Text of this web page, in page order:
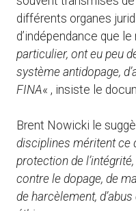
différents organes
d’indépendance que le
particulier, ont eu peu
système antidopage,
FINA« , insiste le
Brent Nowicki le
disciplines méritent ce
protection de
contre le dopage, de
de harcèlement,